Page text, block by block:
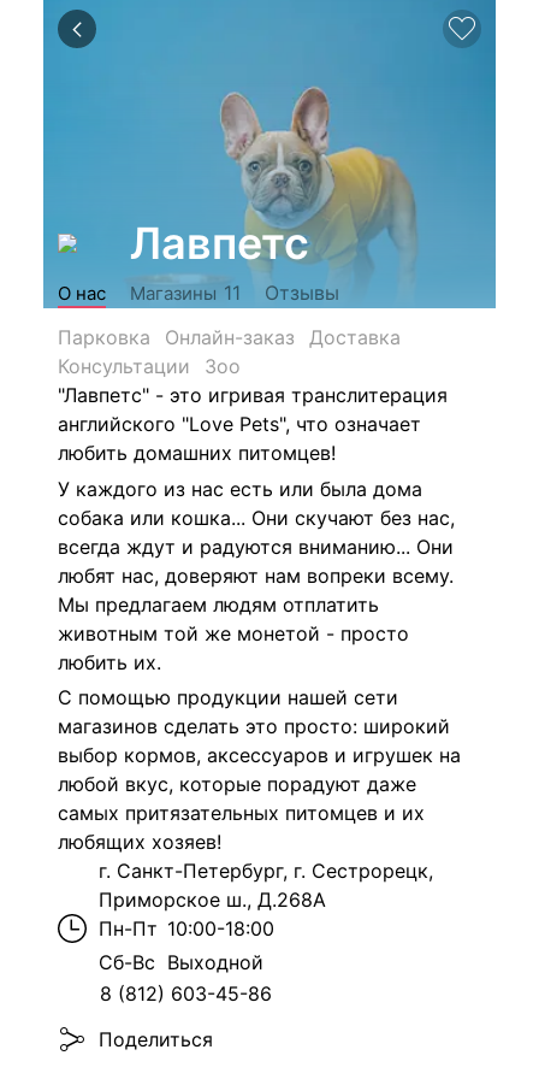
Лавпетс
О нас Магазины 11
Отзывы
Парковка
Онлайн-заказ
Доставка
Консультации
Зоо
"Лавпетс" - это игривая транслитерация
английского "Love Pets", что означает
любить домашних питомцев!
У каждого из нас есть или была дома
собака или кошка... Они скучают без нас,
всегда ждут и радуются вниманию... Они
любят нас, доверяют нам вопреки всему.
Мы предлагаем людям отплатить
животным той же монетой - просто
любить их.
С помощью продукции нашей сети
магазинов сделать это просто: широкий
выбор кормов, аксессуаров и игрушек на
любой вкус, которые порадуют даже
самых притязательных питомцев и их
любящих хозяев!
г. Санкт-Петербург, г. Сестрорецк,
Приморское ш., Д.268А
Пн-Пт 10:00-18:00
Сб-Вс Выходной
8 (812) 603-45-86
Поделиться